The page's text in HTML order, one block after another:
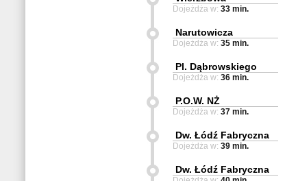
Dojeżdża w: 33 min.
Narutowicza
Dojeżdża w: 35 min.
Pl. Dąbrowskiego
Dojeżdża w: 36 min.
P.O.W. NŻ
Dojeżdża w: 37 min.
Dw. Łódź Fabryczna
Dojeżdża w: 39 min.
Dw. Łódź Fabryczna